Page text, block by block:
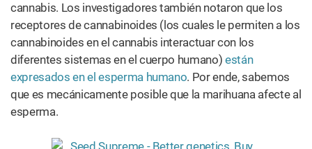
cannabis. Los investigadores también notaron que los
receptores de cannabinoides (los cuales le permiten a los
cannabinoides en el cannabis interactuar con los
diferentes sistemas en el cuerpo humano)están
expresados en el esperma humano. Por ende, sabemos
que es mecánicamente posible que la marihuana afecte al
esperma.